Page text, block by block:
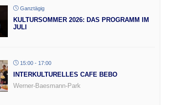
Ganztägig
KULTURSOMMER 2026: DAS PROGRAMM IM
JULI
15:00 - 17:00
INTERKULTURELLES CAFE BEBO
Werner-Baesmann-Park